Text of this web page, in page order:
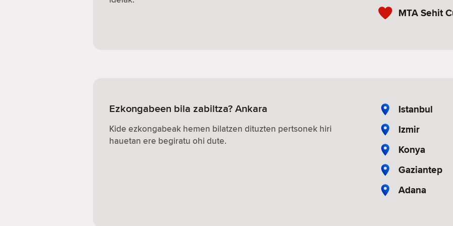
MTA Sehit
Ezkongabeen bila zabiltza? Ankara
Kide ezkongabeak hemen bilatzen dituzten pertsonek hiri
hauetan ere begiratu ohi dute.
Istanbul
Izmir
Konya
Gaziantep
Adana